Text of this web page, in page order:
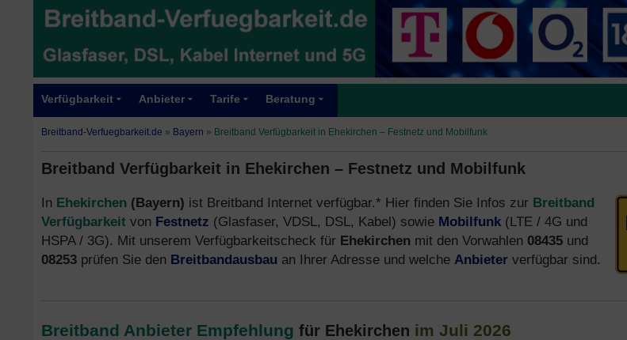
Verfügbarkeit Anbieter Tarife Beratung
Breitband-Verfuegbarkeit.de » Bayern » Breitband Verfügbarkeit in Ehekirchen – Festnetz und Mobilfunk
Breitband Verfügbarkeit in Ehekirchen – Festnetz und Mobilfunk
In Ehekirchen (Bayern) ist Breitband Internet verfügbar.* Hier finden Sie Infos zur Breitband
Verfügbarkeit von Festnetz (Glasfaser, VDSL, DSL, Kabel) sowie Mobilfunk (LTE / 4G und
HSPA / 3G). Mit unserem Verfügbarkeitscheck für Ehekirchen mit den Vorwahlen 08435 und
08253 prüfen Sie den Breitbandausbau an Ihrer Adresse und welche Anbieter verfügbar sind.
Breitband Anbieter Empfehlung für Ehekirchen im Juli 2026